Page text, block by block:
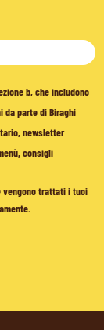
b, che includono
da parte di Biraghi
newsletter
consigli
vengono trattati i tuoi